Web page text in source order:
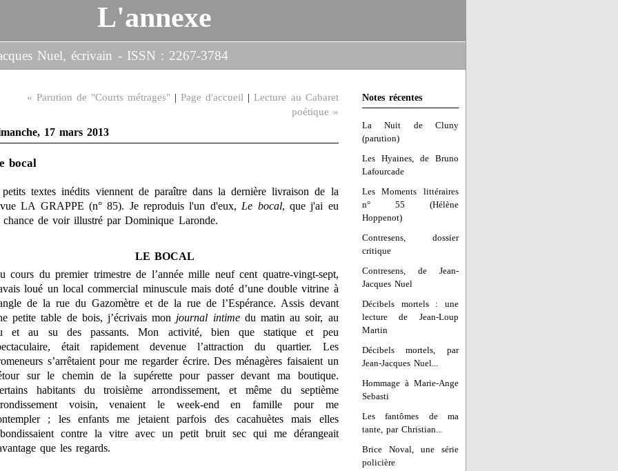
L'annexe
Nuel, écrivain - ISSN : 2267-3784
Notes récentes
La Nuit de Cluny
(parution)
Les Hyaines, de Bruno
Lafourcade
Les Moments littéraires
n° 55 (Hélène
Hoppenot)
Contresens, dossier
critique
Contresens, de Jean-
Jacques Nuel
Décibels mortels : une
lecture de Jean-Loup
Martin
Décibels mortels, par
Jean-Jacques Nuel...
Hommage à Marie-Ange
Sebasti
Les fantômes de ma
tante, par Christian...
Brice Noval, une série
policière
« Parution de "Courts métrages" |Page d'accueil |Lecture au Cabaret
poétique »
17 mars 2013
bocal
textes inédits viennent de paraître dans la dernière livraison de la
LA GRAPPE (n° 85). Je reproduis l'un d'eux, Le bocal, que j'ai eu
chance de voir illustré par Dominique Laronde.
LE BOCAL
cours du premier trimestre de l’année mille neuf cent quatre-vingt-sept,
loué un local commercial minuscule mais doté d’une double vitrine à
de la rue du Gazomètre et de la rue de l’Espérance. Assis devant
petite table de bois, j’écrivais mon journal intimedu matin au soir, au
et au su des passants. Mon activité, bien que statique et peu
était rapidement devenue l’attraction du quartier. Les
s’arrêtaient pour me regarder écrire. Des ménagères faisaient un
sur le chemin de la supérette pour passer devant ma boutique.
habitants du troisième arrondissement, et même du septième
voisin, venaient le week-end en famille pour me
; les enfants me jetaient parfois des cacahuètes mais elles
contre la vitre avec un petit bruit sec qui me dérangeait
que les regards.